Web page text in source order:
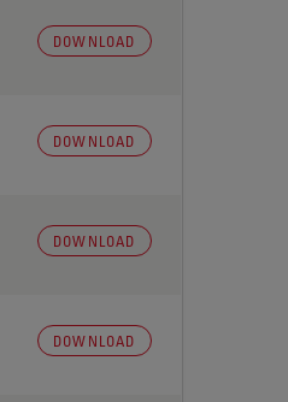
DOWNLOAD
DOWNLOAD
DOWNLOAD
DOWNLOAD